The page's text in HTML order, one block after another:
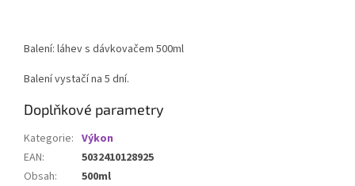
Balení: láhev s dávkovačem 500ml
Balení vystačí na 5 dní.
Doplňkové parametry
Kategorie: Výkon
EAN:
5032410128925
Obsah: 500ml